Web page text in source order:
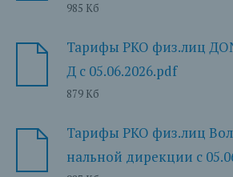
985 Кб
Тарифы РКО физ.лиц
Д с 05.06.2026.pdf
879 Кб
Тарифы РКО физ.лиц
нальной дирекции с